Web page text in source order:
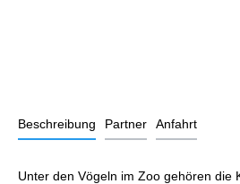
Beschreibung Partner Anfahrt
Unter den Vögeln im Zoo gehören die